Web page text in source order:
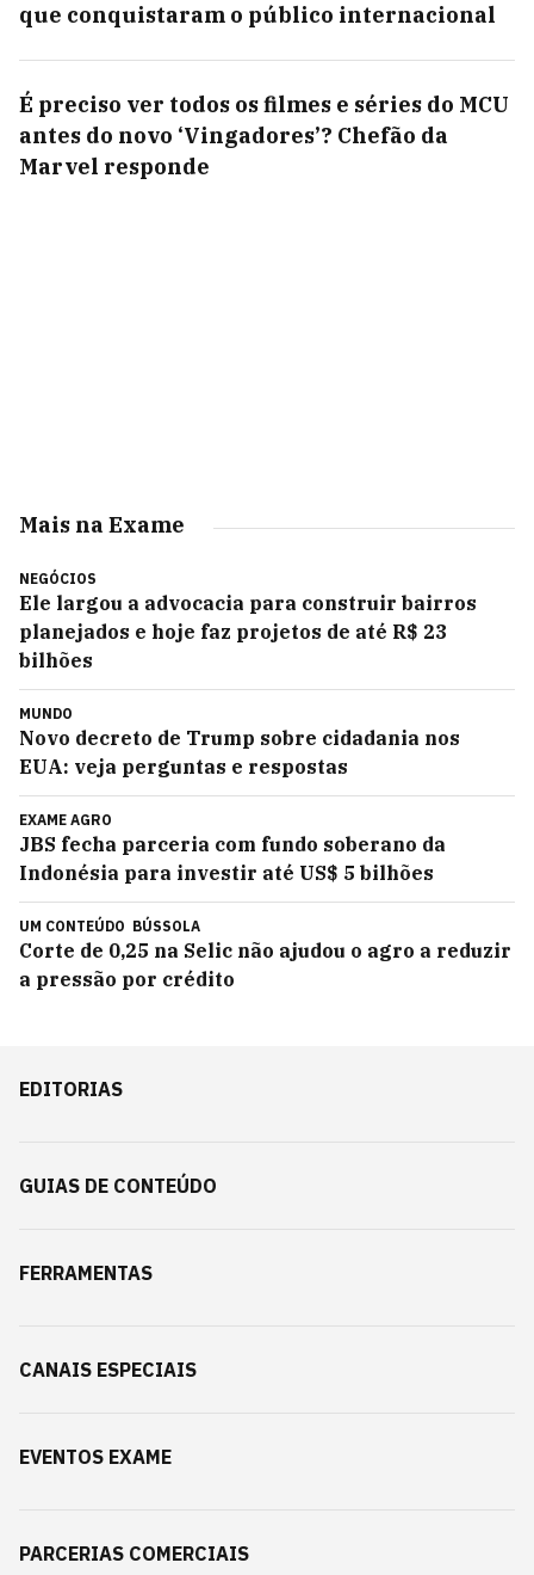
que conquistaram o público internacional
É preciso ver todos os filmes e séries do MCU
antes do novo ‘Vingadores’? Chefão da
Marvel responde
Mais na Exame
NEGÓCIOS
Ele largou a advocacia para construir bairros
planejados e hoje faz projetos de até R$ 23
bilhões
MUNDO
Novo decreto de Trump sobre cidadania nos
EUA: veja perguntas e respostas
EXAME AGRO
JBS fecha parceria com fundo soberano da
Indonésia para investir até US$ 5 bilhões
UM CONTEÚDO BÚSSOLA
Corte de 0,25 na Selic não ajudou o agro a reduzir
a pressão por crédito
EDITORIAS
GUIAS DE CONTEÚDO
FERRAMENTAS
CANAIS ESPECIAIS
EVENTOS EXAME
PARCERIAS COMERCIAIS